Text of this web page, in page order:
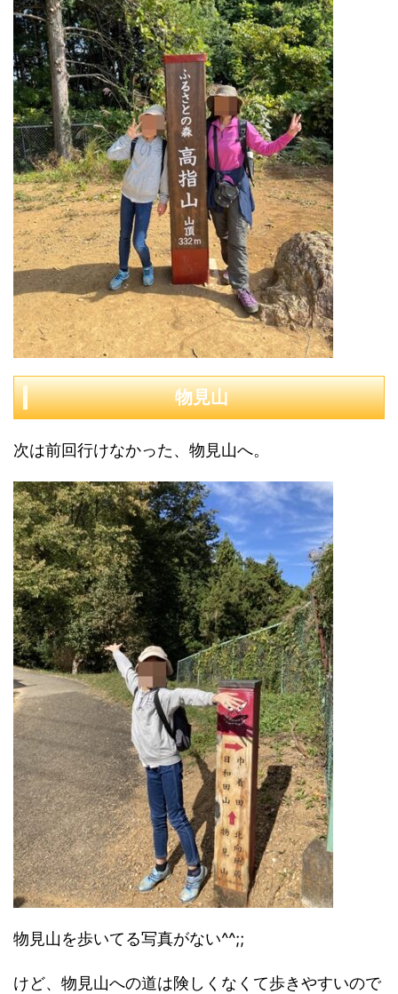
物見山
次は前回行けなかった、物見山へ。
物見山を歩いてる写真がない^^;;
けど、物見山への道は険しくなくて歩きやすいので